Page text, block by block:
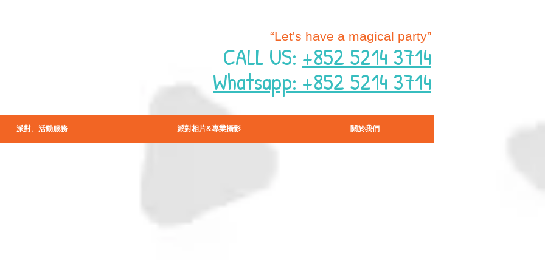
“Let's have a magical party”
CALL US: +852 5214 3714
Whatsapp: +852 5214 3714
派對、活動服務 派對相片&專業攝影 關於我們